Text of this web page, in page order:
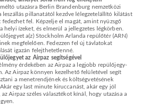
utazásra Berlin Brandenburg nemzetközi
leszállás pillanatától kezdve lélegzetelállító kilátást
fel. Képzelje el magát, amint nyüzsgő
ízeket, és elmerül a jellegzetes légkörben.
a(z) Stockholm Arlanda repülőtér (ARN)
megfelelően. Fedezzen fel új távlatokat
igazán felejthetetlenné.
az Airpaz segítségével
érdekében az Airpaz a legjobb repülőjegy-
Az Airpaz könnyen kezelhető felületével segít
a menetrendjének és költségvetésének
egy last minute kiruccanást, akár egy jól
Airpaz széles választékot kínál, hogy utazása a